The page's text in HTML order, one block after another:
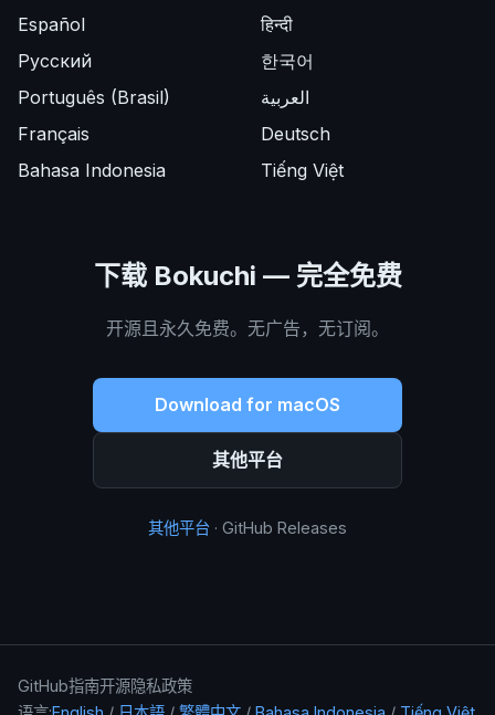
Español
हिन्दी
Русский
한국어
Português (Brasil)
العربية
Français
Deutsch
Bahasa Indonesia
Tiếng Việt
下载 Bokuchi — 完全免费
开源且永久免费。无广告，无订阅。
Download for macOS
其他平台
其他平台 · GitHub Releases
GitHub指南开源隐私政策